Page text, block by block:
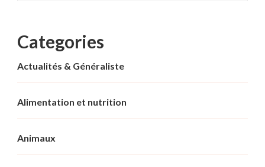
Categories
Actualités & Généraliste
Alimentation et nutrition
Animaux